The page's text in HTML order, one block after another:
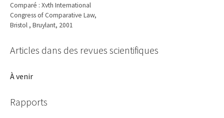
Comparé : Xvth International
Congress of Comparative Law,
Bristol , Bruylant, 2001
Articles dans des revues scientifiques
À venir
Rapports